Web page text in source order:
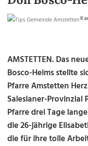
AMSTETTEN. Das
Bosco-Heims stellte
Pfarre Amstetten
Salesianer-Provinzial
Pfarre drei Tage
die 26-jährige
die für ihre tolle